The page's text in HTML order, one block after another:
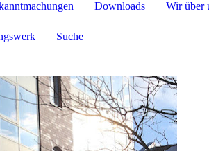
Downloads Wir über
Suche